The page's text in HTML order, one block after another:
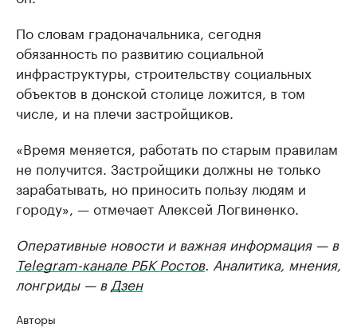
По словам градоначальника, сегодня
обязанность по развитию социальной
инфраструктуры, строительству социальных
объектов в донской столице ложится, в том
числе, и на плечи застройщиков.
«Время меняется, работать по старым правилам
не получится. Застройщики должны не только
зарабатывать, но приносить пользу людям и
городу», — отмечает Алексей Логвиненко.
Оперативные новости и важная информация — в
Telegram-канале РБК Ростов. Аналитика, мнения,
лонгриды — в Дзен
Авторы